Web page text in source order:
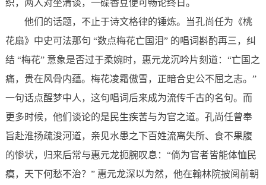
织，两人对坐清谈，一碟香豆便可畅论终日。
他们的话题，不止于诗文格律的锤炼。当孔尚任为《桃
花扇》中史可法那句 “数点梅花亡国泪” 的唱词斟酌再三，纠
结 “梅花” 意象是否过于柔婉时，惠元龙沉吟片刻道：“亡国之
痛，贵在风骨内蕴。梅花凌霜傲雪，正暗合史公不屈之志。”
一句话点醒梦中人，这句唱词后来成为流传千古的名句。而
更多时候，他们谈论的是民生疾苦与为官之道。孔尚任曾奉
旨赴淮扬疏浚河道，亲见水患之下百姓流离失所、食不果腹
的惨状，归来后常与惠元龙扼腕叹息：“倘为官者皆能体恤民
瘼，天下何愁不治？” 惠元龙深以为然，他在翰林院披阅前朝